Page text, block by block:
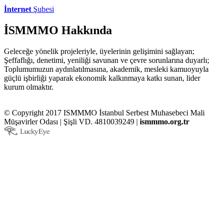
İnternet Şubesi
İSMMMO Hakkında
Geleceğe yönelik projeleriyle, üyelerinin gelişimini sağlayan;
Şeffaflığı, denetimi, yeniliği savunan ve çevre sorunlarına duyarlı;
Toplumumuzun aydınlatılmasına, akademik, mesleki kamuoyuyla
güçlü işbirliği yaparak ekonomik kalkınmaya katkı sunan, lider
kurum olmaktır.
© Copyright 2017 ISMMMO İstanbul Serbest Muhasebeci Mali
Müşavirler Odası | Şişli VD. 4810039249 | ismmmo.org.tr